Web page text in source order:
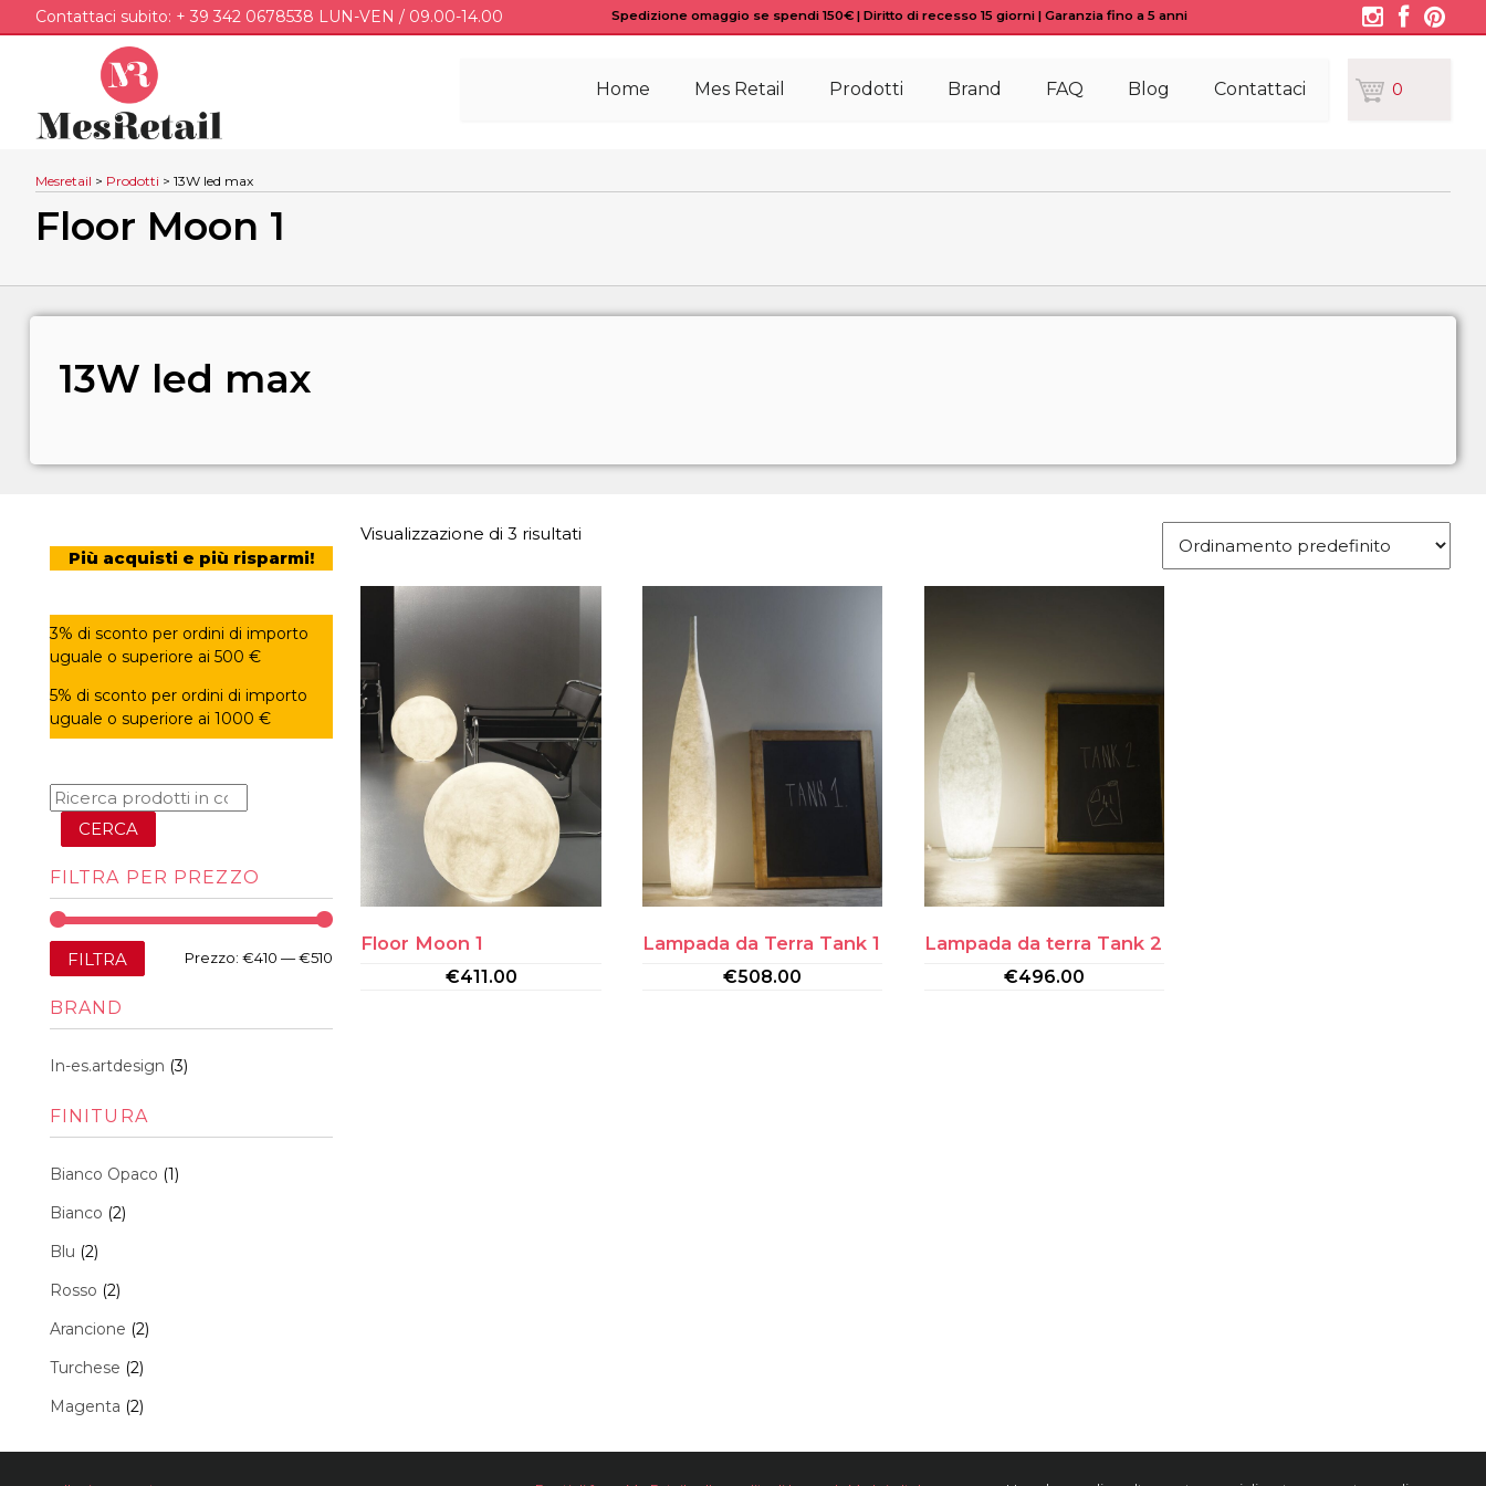
Contattaci subito: + 39 342 0678538 LUN-VEN / 09.00-14.00 Spedizione omaggio se spendi 150€ | Diritto di recesso 15 giorni | Garanzia fino a 5 anni
Home Mes Retail Prodotti Brand FAQ Blog Contattaci 0
Mesretail > Prodotti > 13W led max
Floor Moon 1
13W led max
Visualizzazione di 3 risultati
Floor Moon 1
€411.00
Lampada da Terra Tank 1
€508.00
Lampada da terra Tank 2
€496.00
Più acquisti e più risparmi!
3% di sconto per ordini di importo
uguale o superiore ai 500 €
5% di sconto per ordini di importo
uguale o superiore ai 1000 €
CERCA
FILTRA PER PREZZO
Prezzo
Prezzo
FILTRA Prezzo: €410 —€510
BRAND
In-es.artdesign (3)
FINITURA
Bianco Opaco (1)
Bianco (2)
Blu (2)
Rosso (2)
Arancione (2)
Turchese (2)
Magenta (2)